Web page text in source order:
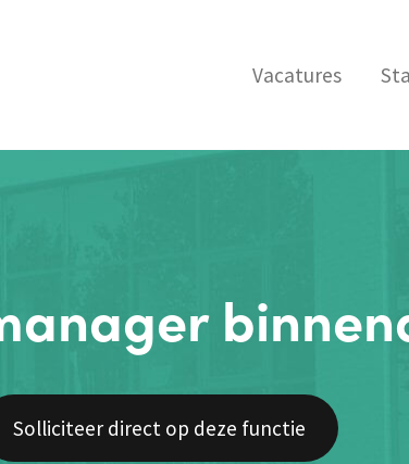
Vacatures
Solliciteer direct op deze functie